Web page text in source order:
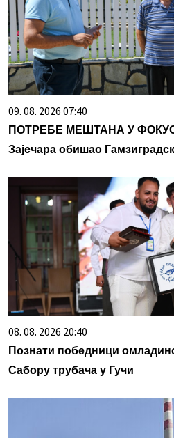
09. 08. 2026 07:40
ПОТРЕБЕ МЕШТАНА У
Зајечара обишао
08. 08. 2026 20:40
Познати победници
Сабору трубача у Гучи